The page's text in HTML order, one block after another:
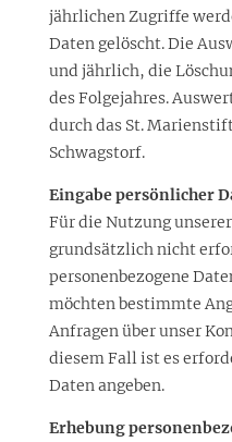
jährlichen Zugriffe
Daten gelöscht. Die
und jährlich, die
des Folgejahres.
durch das St.
Schwagstorf.
Eingabe persönlicher
Für die Nutzung
grundsätzlich nicht
personenbezogene
möchten bestimmte
Anfragen über unser
diesem Fall ist es
Daten angeben.
Erhebung